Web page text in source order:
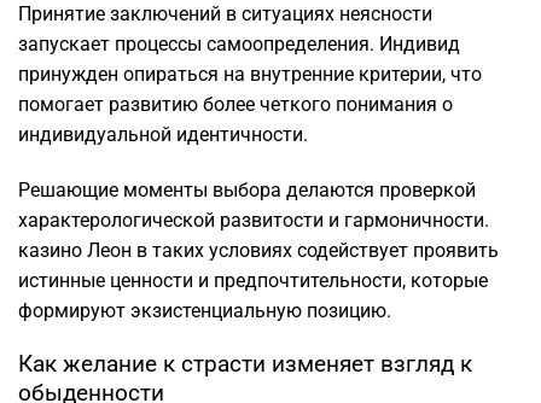
Принятие заключений в ситуациях неясности
запускает процессы самоопределения. Индивид
принужден опираться на внутренние критерии, что
помогает развитию более четкого понимания о
индивидуальной идентичности.
Решающие моменты выбора делаются проверкой
характерологической развитости и гармоничности.
казино Леон в таких условиях содействует проявить
истинные ценности и предпочтительности, которые
формируют экзистенциальную позицию.
Как желание к страсти изменяет взгляд к
обыденности